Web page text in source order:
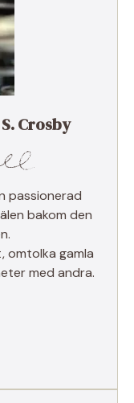
Crosby
passionerad
bakom den
omtolka gamla
med andra.